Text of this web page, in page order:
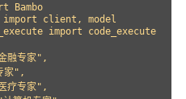
Bambo
client, model
import code_execute
专家",
家",
疗专家",